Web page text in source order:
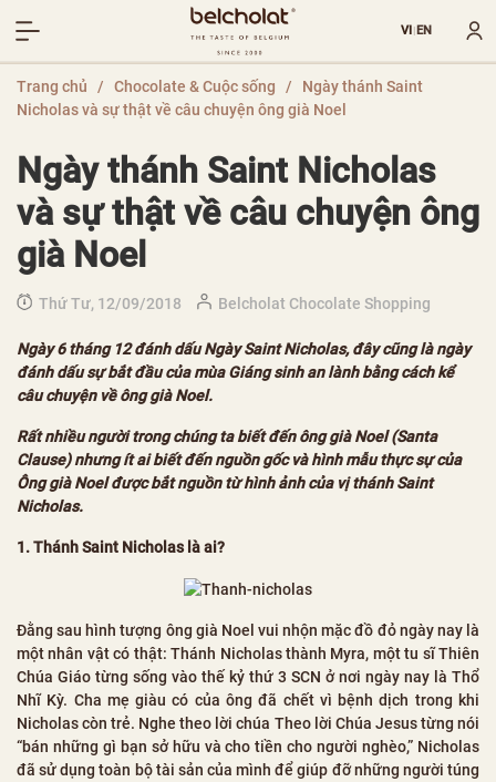
VI|EN
Trang chủ / Chocolate & Cuộc sống /
Ngày thánh Saint
Nicholas và sự thật về câu chuyện ông già Noel
Ngày thánh Saint Nicholas
và sự thật về câu chuyện ông
già Noel
Thứ Tư, 12/09/2018 Belcholat Chocolate Shopping
Ngày 6 tháng 12 đánh dấu Ngày Saint Nicholas, đây cũng là ngày
đánh dấu sự bắt đầu của mùa Giáng sinh an lành bằng cách kể
câu chuyện về ông già Noel.
Rất nhiều người trong chúng ta biết đến ông già Noel (Santa
Clause) nhưng ít ai biết đến nguồn gốc và hình mẫu thực sự của
Ông già Noel được bắt nguồn từ hình ảnh của vị thánh Saint
Nicholas.
1. Thánh Saint Nicholas là ai?
Đằng sau hình tượng ông già Noel vui nhộn mặc đồ đỏ ngày nay là
một nhân vật có thật: Thánh Nicholas thành Myra, một tu sĩ Thiên
Chúa Giáo từng sống vào thế kỷ thứ 3 SCN ở nơi ngày nay là Thổ
Nhĩ Kỳ. Cha mẹ giàu có của ông đã chết vì bệnh dịch trong khi
Nicholas còn trẻ. Nghe theo lời chúa Theo lời Chúa Jesus từng nói
“bán những gì bạn sở hữu và cho tiền cho người nghèo,” Nicholas
đã sử dụng toàn bộ tài sản của mình để giúp đỡ những người túng